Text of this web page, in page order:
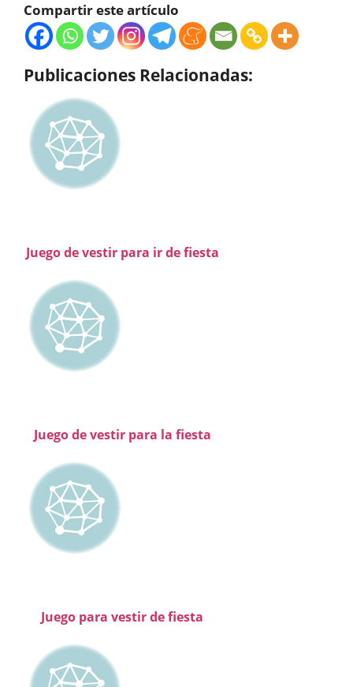
Compartir este artículo
Publicaciones Relacionadas:
Juego de vestir para ir de fiesta
Juego de vestir para la fiesta
Juego para vestir de fiesta